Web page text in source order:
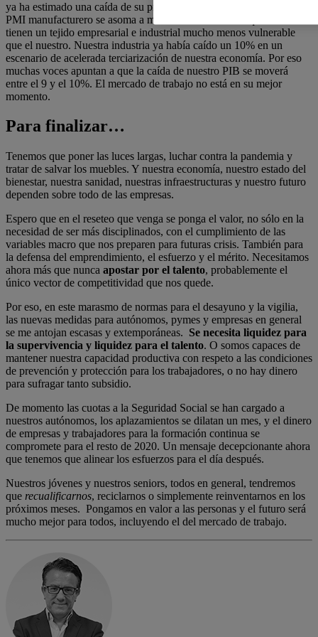
ya ha estimado una caída de su producto interior bruto del 6%, y su
PMI manufacturero se asoma a menos del 20%. Y eso que ellos
tienen un tejido empresarial e industrial mucho menos vulnerable
que el nuestro. Nuestra industria ya había caído un 10% en un
escenario de acelerada terciarización de nuestra economía. Por eso
muchas voces apuntan a que la caída de nuestro PIB se moverá
entre el 9 y el 10%. El mercado de trabajo no está en su mejor
momento.
Para finalizar…
Tenemos que poner las luces largas, luchar contra la pandemia y
tratar de salvar los muebles. Y nuestra economía, nuestro estado del
bienestar, nuestra sanidad, nuestras infraestructuras y nuestro futuro
dependen sobre todo de las empresas.
Espero que en el reseteo que venga se ponga el valor, no sólo en la
necesidad de ser más disciplinados, con el cumplimiento de las
variables macro que nos preparen para futuras crisis. También para
la defensa del emprendimiento, el esfuerzo y el mérito. Necesitamos
ahora más que nunca apostar por el talento, probablemente el
único vector de competitividad que nos quede.
Por eso, en este marasmo de normas para el desayuno y la vigilia,
las nuevas medidas para autónomos, pymes y empresas en general
se me antojan escasas y extemporáneas. Se necesita liquidez para
la supervivencia y liquidez para el talento. O somos capaces de
mantener nuestra capacidad productiva con respeto a las condiciones
de prevención y protección para los trabajadores, o no hay dinero
para sufragar tanto subsidio.
De momento las cuotas a la Seguridad Social se han cargado a
nuestros autónomos, los aplazamientos se dilatan un mes, y el dinero
de empresas y trabajadores para la formación continua se
compromete para el resto de 2020. Un mensaje decepcionante ahora
que tenemos que alinear los esfuerzos para el día después.
Nuestros jóvenes y nuestros seniors, todos en general, tendremos
que recualificarnos, reciclarnos o simplemente reinventarnos en los
próximos meses. Pongamos en valor a las personas y el futuro será
mucho mejor para todos, incluyendo el del mercado de trabajo.